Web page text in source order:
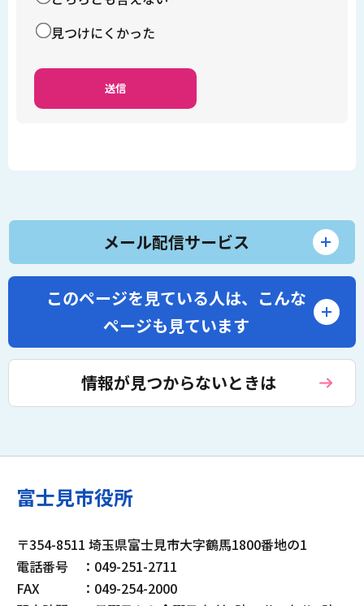
見つけにくかった
メール配信サービス
このページを見ている人は、 こんな
ページも見ています
情報が見つからないときは
富士見市役所
〒354-8511 埼玉県富士見市大字鶴馬1800番地の1
電話番号
：049-251-2711
FAX
：049-254-2000